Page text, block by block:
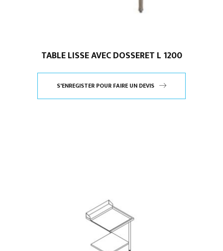
TABLE LISSE AVEC DOSSERET L 1200
S'ENREGISTER POUR FAIRE UN DEVIS